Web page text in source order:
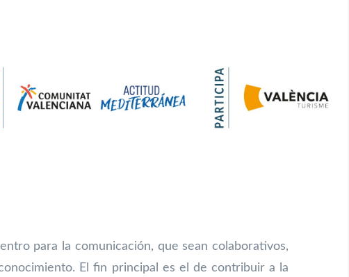
para la comunicación, que sean colaborativos,
El fin principal es el de contribuir a la